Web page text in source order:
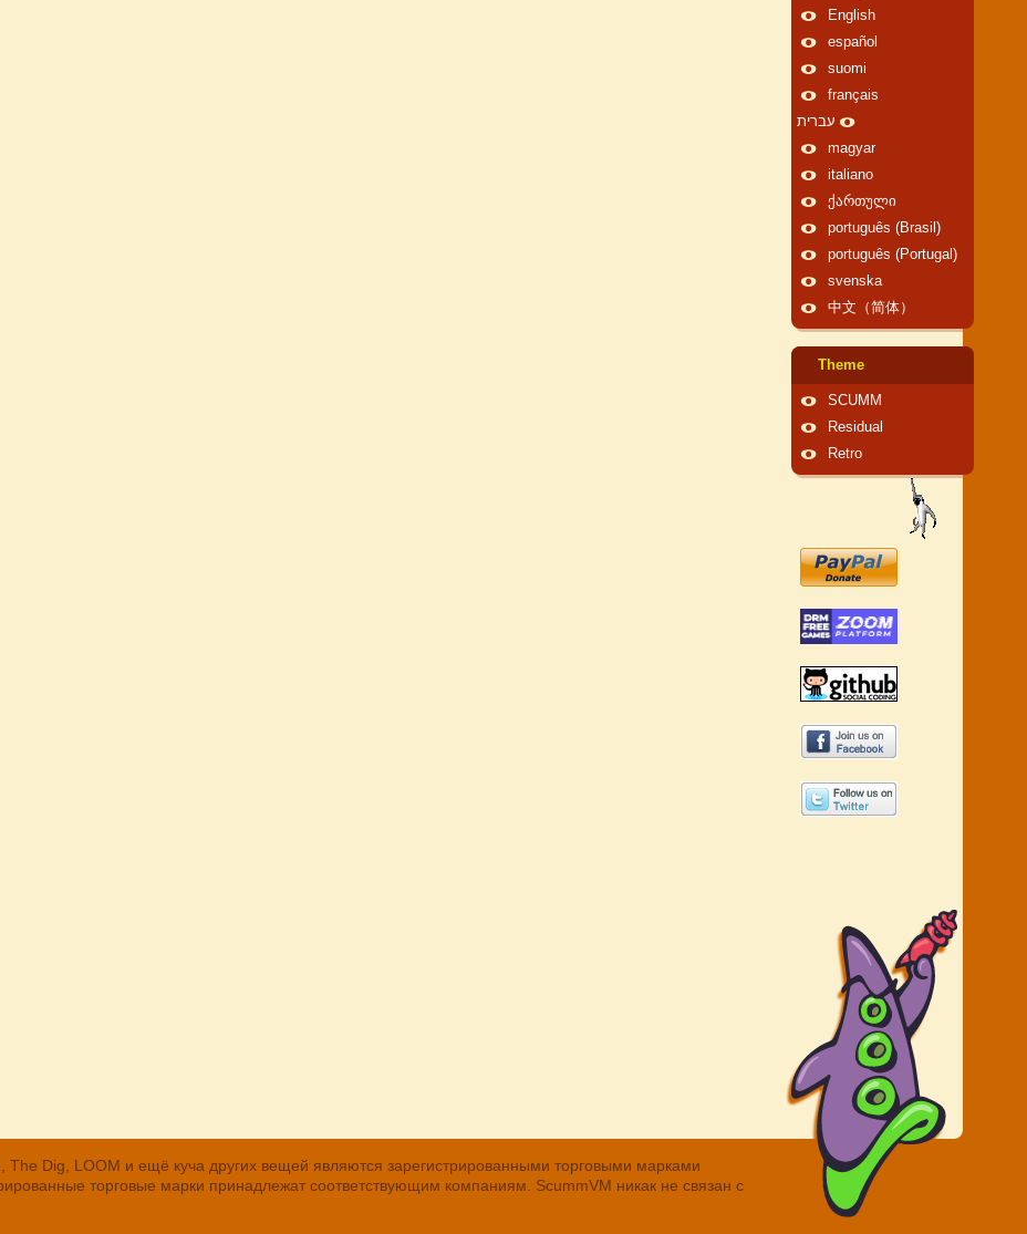
English
español
suomi
français
עברית
magyar
italiano
ქართული
português (Brasil)
português (Portugal)
svenska
中文（简体）
Theme
SCUMM
Residual
Retro
Dig, LOOM и ещё куча других вещей являются зарегистрированными торговыми марками
торговые марки принадлежат соответствующим компаниям. ScummVM никак не связан с